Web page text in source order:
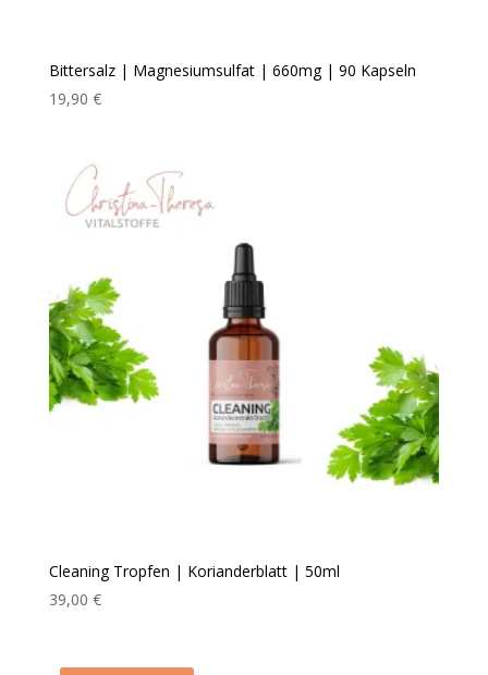
Bittersalz | Magnesiumsulfat | 660mg | 90 Kapseln
19,90 €
Cleaning Tropfen | Korianderblatt | 50ml
39,00 €